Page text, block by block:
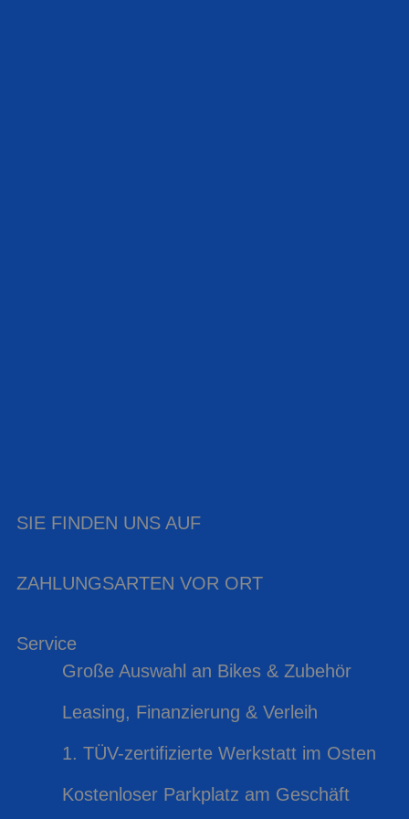
SIE FINDEN UNS AUF
ZAHLUNGSARTEN VOR ORT
Service
Große Auswahl an Bikes & Zubehör
Leasing, Finanzierung & Verleih
1. TÜV-zertifizierte Werkstatt im Osten
Kostenloser Parkplatz am Geschäft